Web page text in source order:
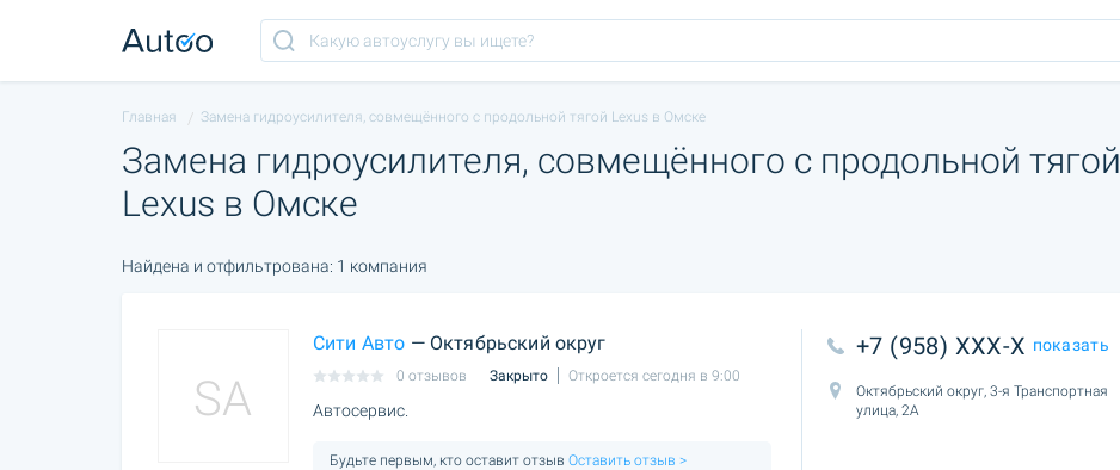
Главная Замена гидроусилителя, совмещённого с продольной тягой Lexus в Омске
Замена гидроусилителя, совмещённого с продольной тягой
Lexus в Омске
Найдена и отфильтрована: 1 компания
SA
Сити Авто — Октябрьский округ
0 отзывов Закрыто Откроется сегодня в 9:00
Автосервис.
Будьте первым, кто оставит отзыв Оставить отзыв >
+7 (958) XXX-X показать
Октябрьский округ, 3-я Транспортная
улица, 2А